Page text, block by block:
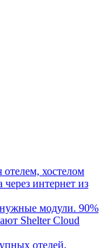
отелем, хостелом
интернет из
модули. 90%
Shelter Cloud
отелей,